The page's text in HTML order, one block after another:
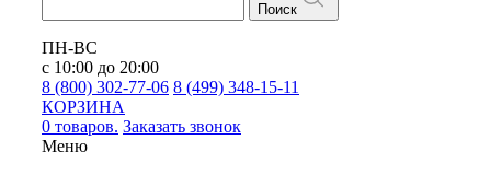
Поиск
ПН-ВС
с 10:00 до 20:00
8 (800) 302-77-06 8 (499) 348-15-11
КОРЗИНА
0 товаров. Заказать звонок
Меню